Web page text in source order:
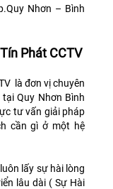
Nhơn – Bình
Phát CCTV
là đơn vị chuyên
Quy Nhơn Bình
tư vấn giải pháp
cần gì ở một hệ
lấy sự hài lòng
lâu dài ( Sự Hài